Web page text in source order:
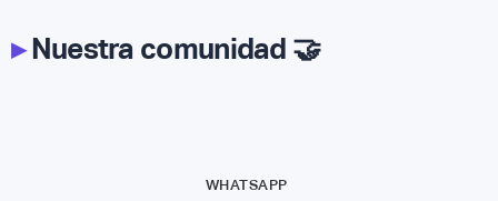
▸Nuestra comunidad 🤝
WHATSAPP